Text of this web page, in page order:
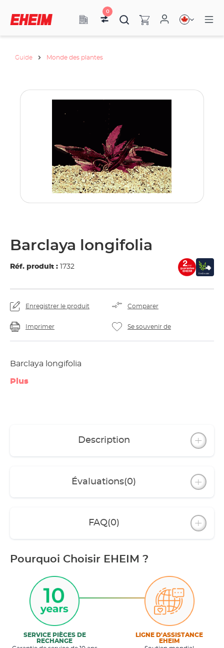
0
Guide Monde des plantes
Barclaya longifolia
Réf. produit : 1732
Enregistrer le produit Comparer
Imprimer Se souvenir de
Barclaya longifolia
Plus
Description
Évaluations(0)
FAQ(0)
Pourquoi Choisir EHEIM ?
SERVICE PIÈCES DE
RECHANGE
LIGNE D'ASSISTANCE
EHEIM